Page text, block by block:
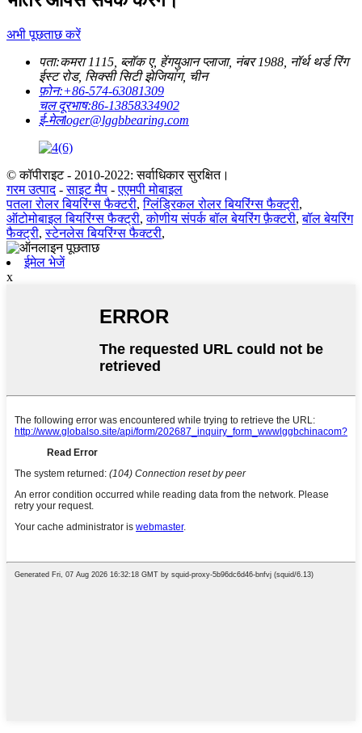
अभी पूछताछ करें
पता:कमरा 1115, ब्लॉक ए, हेंगयुआन प्लाजा, नंबर 1988, नॉर्थ थर्ड रिंग
ईस्ट रोड, सिक्सी सिटी झेजियांग, चीन
फ़ोन:+86-574-63081309
चल दूरभाष:86-13858334902
ई-मेलloger@lggbbearing.com
© कॉपीराइट - 2010-2022: सर्वाधिकार सुरक्षित।
गरम उत्पाद-साइट मैप -एएमपी मोबाइल
पतला रोलर बियरिंग्स फैक्टरी,ग्लिंड्रिकल रोलर बियरिंग्स फैक्ट्री,
ऑटोमोबाइल बियरिंग्स फैक्ट्री,कोणीय संपर्क बॉल बेयरिंग फ़ैक्टरी,बॉल बेयरिंग
फैक्ट्री,स्टेनलेस बियरिंग्स फैक्टरी,
ईमेल भेजें
x